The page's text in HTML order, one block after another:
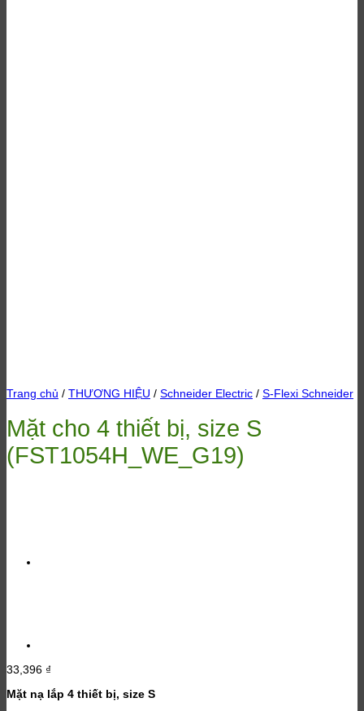
Trang chủ / THƯƠNG HIỆU / Schneider Electric / S-Flexi Schneider
Mặt cho 4 thiết bị, size S
(FST1054H_WE_G19)
33,396 ₫
Mặt nạ lắp 4 thiết bị, size S